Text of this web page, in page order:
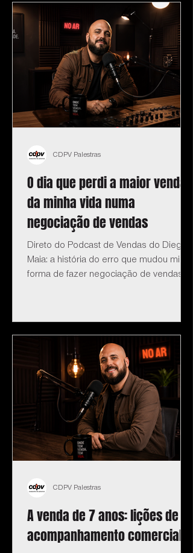
O dia que perdi a maior venda
da minha vida numa
negociação de vendas
Direto do Podcast de Vendas do Diego
Maia: a história do erro que mudou minha
forma de fazer negociação de vendas.
CDPV Palestras
A venda de 7 anos: lições de
acompanhamento comercial
CDPV Palestras